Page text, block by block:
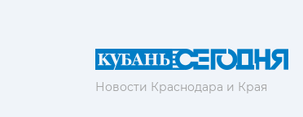
Новости Краснодара и Края